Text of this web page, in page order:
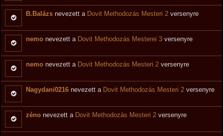
B.Balázs nevezett a Dovit Methodozás Mesteri 2 versenyre
nemo nevezett a Dovit Methodozás Mesterei 3 versenyre
nemo nevezett a Dovit Methodozás Mesteri 2 versenyre
Nagydani0216 nevezett a Dovit Methodozás Mesteri 2 versenyre
zéno nevezett a Dovit Methodozás Mesteri 2 versenyre